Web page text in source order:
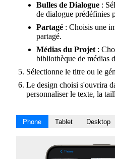
Bulles de Dialogue :
de dialogue prédéfinies
Partagé : Choisis une
partagé.
Médias du Projet :
bibliothèque de médias
Sélectionne le titre ou le
Le design choisi s'ouvrira
personnaliser le texte, la
Phone Tablet Desktop